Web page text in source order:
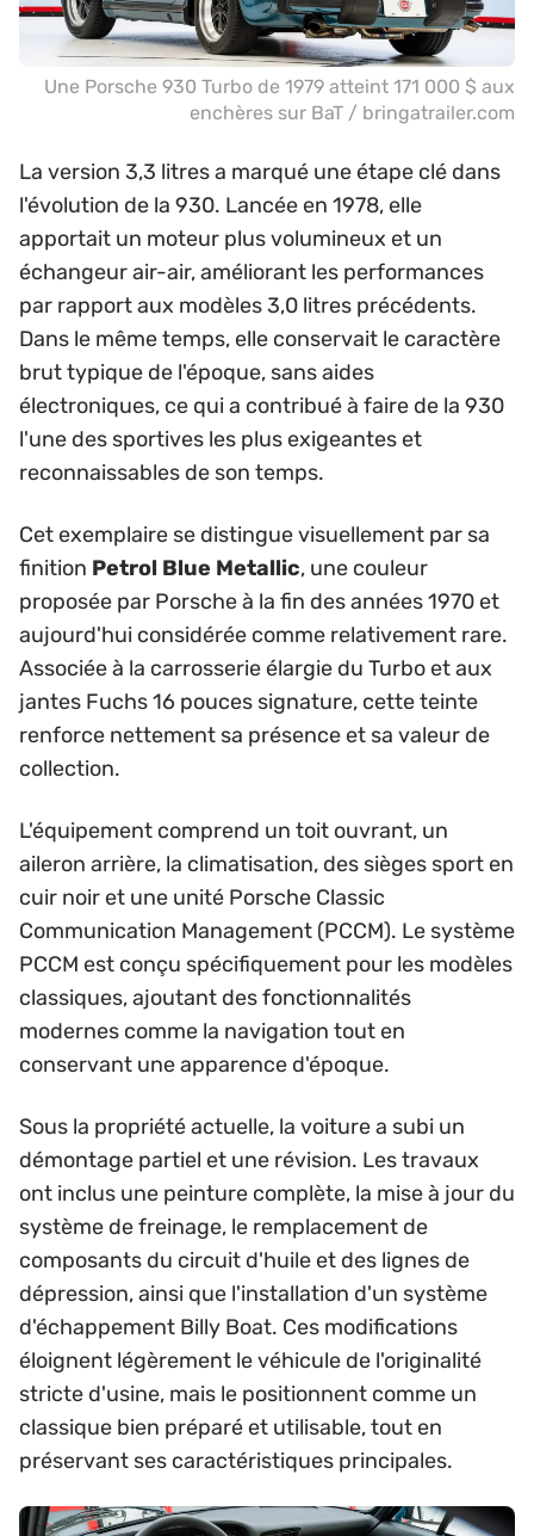
Une Porsche 930 Turbo de 1979 atteint 171 000 $ aux
enchères sur BaT / bringatrailer.com
La version 3,3 litres a marqué une étape clé dans
l'évolution de la 930. Lancée en 1978, elle
apportait un moteur plus volumineux et un
échangeur air-air, améliorant les performances
par rapport aux modèles 3,0 litres précédents.
Dans le même temps, elle conservait le caractère
brut typique de l'époque, sans aides
électroniques, ce qui a contribué à faire de la 930
l'une des sportives les plus exigeantes et
reconnaissables de son temps.
Cet exemplaire se distingue visuellement par sa
finition Petrol Blue Metallic, une couleur
proposée par Porsche à la fin des années 1970 et
aujourd'hui considérée comme relativement rare.
Associée à la carrosserie élargie du Turbo et aux
jantes Fuchs 16 pouces signature, cette teinte
renforce nettement sa présence et sa valeur de
collection.
L'équipement comprend un toit ouvrant, un
aileron arrière, la climatisation, des sièges sport en
cuir noir et une unité Porsche Classic
Communication Management (PCCM). Le système
PCCM est conçu spécifiquement pour les modèles
classiques, ajoutant des fonctionnalités
modernes comme la navigation tout en
conservant une apparence d'époque.
Sous la propriété actuelle, la voiture a subi un
démontage partiel et une révision. Les travaux
ont inclus une peinture complète, la mise à jour du
système de freinage, le remplacement de
composants du circuit d'huile et des lignes de
dépression, ainsi que l'installation d'un système
d'échappement Billy Boat. Ces modifications
éloignent légèrement le véhicule de l'originalité
stricte d'usine, mais le positionnent comme un
classique bien préparé et utilisable, tout en
préservant ses caractéristiques principales.